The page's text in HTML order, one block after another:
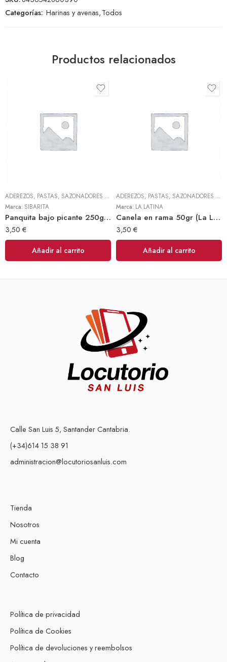
Categorías: Harinas y avenas,Todos
Productos relacionados
ADEREZOS, PASTAS, SAZONADORES Y CONDIMENTOS ,TODOS
Marca: SIBARITA
Panquita bajo picante 250gr (Sibarita)
3,50 €
Añadir al carrito
ADEREZOS, PASTAS, SAZONADORES Y CONDIMENTOS
Marca: LA LATINA
Canela en rama 50gr (La Latina)
3,50 €
Añadir al carrito
Calle San Luis 5, Santander Cantabria.
(+34)614 15 38 91
administracion@locutoriosanluis.com
Tienda
Nosotros
Mi cuenta
Blog
Contacto
Política de privacidad
Política de Cookies
Política de devoluciones y reembolsos